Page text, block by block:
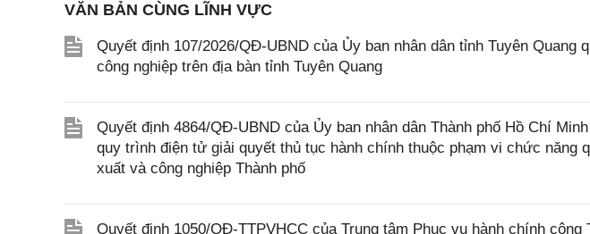
VĂN BẢN CÙNG LĨNH VỰC
Quyết định 107/2026/QĐ-UBND của Ủy ban nhân dân tỉnh Tuyên Quang
công nghiệp trên địa bàn tỉnh Tuyên Quang
Quyết định 4864/QĐ-UBND của Ủy ban nhân dân Thành phố Hồ Chí
quy trình điện tử giải quyết thủ tục hành chính thuộc phạm vi chức năng
xuất và công nghiệp Thành phố
Quyết định 1050/QĐ-TTPVHCC của Trung tâm Phục vụ hành chính công